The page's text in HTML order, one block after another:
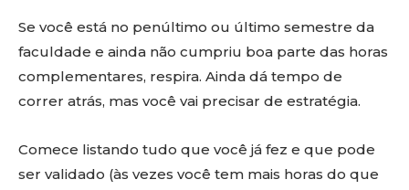
Se você está no penúltimo ou último semestre da
faculdade e ainda não cumpriu boa parte das horas
complementares, respira. Ainda dá tempo de
correr atrás, mas você vai precisar de estratégia.
Comece listando tudo que você já fez e que pode
ser validado (às vezes você tem mais horas do que